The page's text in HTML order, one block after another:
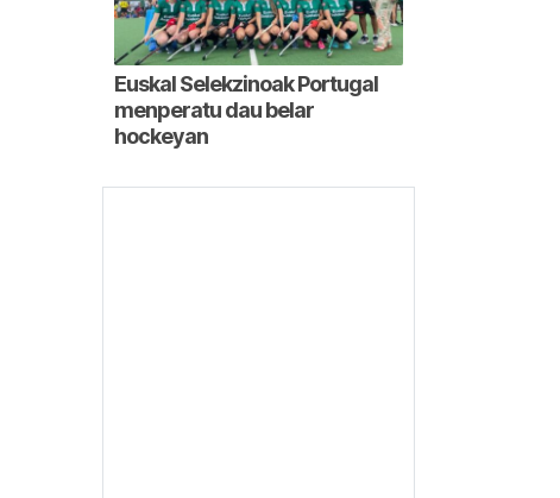
Euskal Selekzinoak Portugal
menperatu dau belar
hockeyan